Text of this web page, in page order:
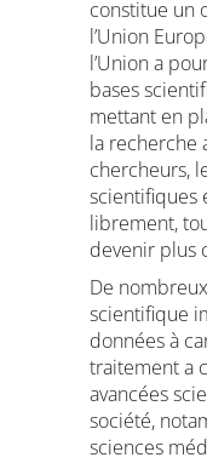
constitue un
l’Union
l’Union a
bases
mettant en
la recherche
chercheurs,
scientifiques
librement,
devenir plus
De
scientifique
données à
traitement a
avancées
société,
sciences